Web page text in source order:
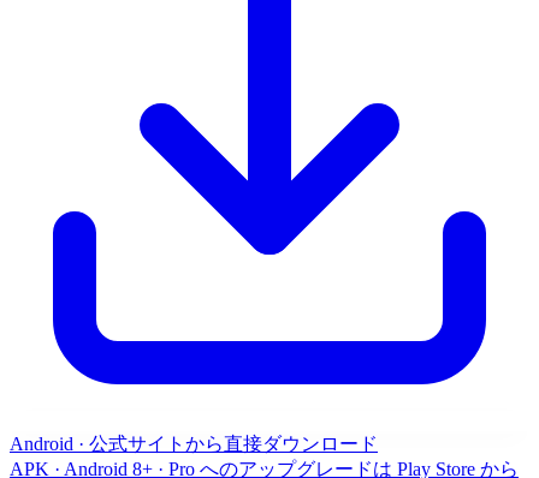
Android · 公式サイトから直接ダウンロード
APK · Android 8+ · Pro へのアップグレードは Play Store から